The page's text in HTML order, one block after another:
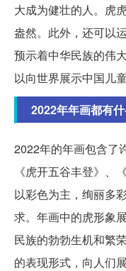
大成为健壮的人。虎
盎然。此外，还可以
预示着中华民族的伟
以向世界展示中国儿
2022年年画都有
2022年的年画包含了
《虎开五谷丰登》、
以彩色为主，绚丽多
求。年画中的虎形象
民族的勃勃生机和繁
的表现形式，向人们